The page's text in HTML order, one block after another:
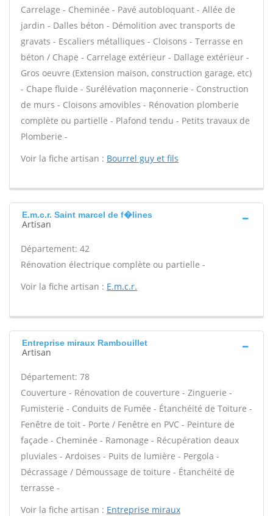
Carrelage - Cheminée - Pavé autobloquant - Allée de
jardin - Dalles béton - Démolition avec transports de
gravats - Escaliers métalliques - Cloisons - Terrasse en
béton / Chape - Carrelage extérieur - Dallage extérieur -
Gros oeuvre (Extension maison, construction garage, etc)
- Chape fluide - Surélévation maçonnerie - Construction
de murs - Cloisons amovibles - Rénovation plomberie
complète ou partielle - Plafond tendu - Petits travaux de
Plomberie -
Voir la fiche artisan : Bourrel guy et fils
E.m.c.r. Saint marcel de f�lines
Artisan
Département: 42
Rénovation électrique complète ou partielle -
Voir la fiche artisan : E.m.c.r.
Entreprise miraux Rambouillet
Artisan
Département: 78
Couverture - Rénovation de couverture - Zinguerie -
Fumisterie - Conduits de Fumée - Étanchéité de Toiture -
Fenêtre de toit - Porte / Fenêtre en PVC - Peinture de
façade - Cheminée - Ramonage - Récupération deaux
pluviales - Ardoises - Puits de lumière - Pergola -
Décrassage / Démoussage de toiture - Étanchéité de
terrasse -
Voir la fiche artisan : Entreprise miraux